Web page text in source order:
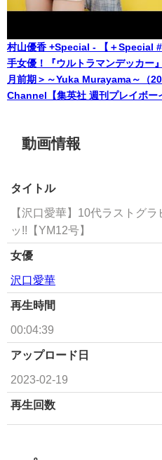
村山優香 +Special - 【＋Special
手女優！『ウルトラマンデッカー
月前期＞～Yuka Murayama～（
Channel【集英社 週刊プレイボー
動画情報
タイトル
【沢口愛華】10代ラストグ
ッ!!【YM12号】
女優
沢口愛華
再生時間
00:04:39
アップロード日
2023-02-19
再生回数